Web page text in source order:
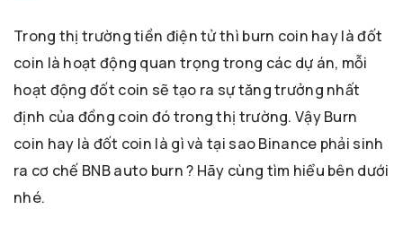
Trong thị trường tiền điện tử thì burn coin hay là đốt
coin là hoạt động quan trọng trong các dự án, mỗi
hoạt động đốt coin sẽ tạo ra sự tăng trưởng nhất
định của đồng coin đó trong thị trường. Vậy Burn
coin hay là đốt coin là gì và tại sao Binance phải sinh
ra cơ chế BNB auto burn ? Hãy cùng tìm hiểu bên dưới
nhé.